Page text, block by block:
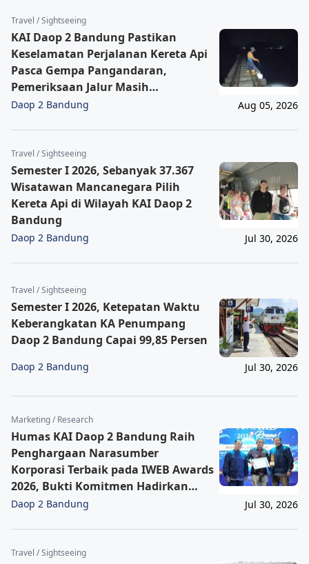
Travel / Sightseeing
KAI Daop 2 Bandung Pastikan
Keselamatan Perjalanan Kereta Api
Pasca Gempa Pangandaran,
Pemeriksaan Jalur Masih
Berlangsung
Daop 2 Bandung Aug 05, 2026
Travel / Sightseeing
Semester I 2026, Sebanyak 37.367
Wisatawan Mancanegara Pilih
Kereta Api di Wilayah KAI Daop 2
Bandung
Daop 2 Bandung Jul 30, 2026
Travel / Sightseeing
Semester I 2026, Ketepatan Waktu
Keberangkatan KA Penumpang
Daop 2 Bandung Capai 99,85 Persen
Daop 2 Bandung Jul 30, 2026
Marketing / Research
Humas KAI Daop 2 Bandung Raih
Penghargaan Narasumber
Korporasi Terbaik pada IWEB Awards
2026, Bukti Komitmen Hadirkan
Informasi Cepat, Akurat, dan
Daop 2 Bandung Jul 30, 2026
Travel / Sightseeing